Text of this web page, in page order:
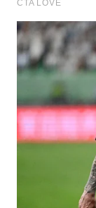
LISTRIK
WAHANA
TRAVEL
WAHANA
TV
WAHANANEWS